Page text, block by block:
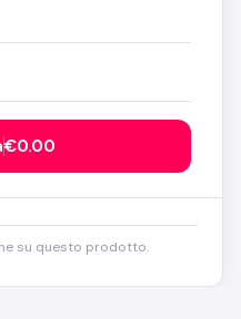
€0.00
su questo prodotto.